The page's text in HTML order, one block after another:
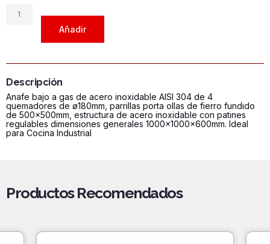
ANAFE
DE
4
PLATOS
cantidad
Añadir
Descripción
Anafe bajo a gas de acero inoxidable AISI 304 de 4
quemadores de ø180mm, parrillas porta ollas de fierro fundido
de 500x500mm, estructura de acero inoxidable con patines
regulables dimensiones generales 1000x1000x600mm. Ideal
para Cocina Industrial
Productos Recomendados